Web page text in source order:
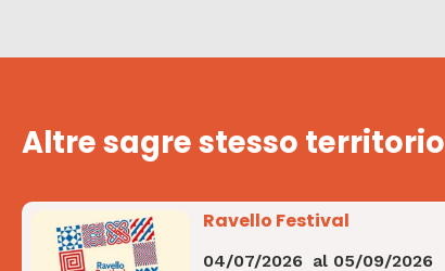
Altre sagre stesso territorio
Ravello Festival
04/07/2026 al 05/09/2026